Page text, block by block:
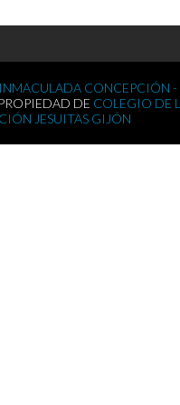
CONCEPCIÓN -
PROPIEDAD DE COLEGIO DE
JESUITAS GIJÓN